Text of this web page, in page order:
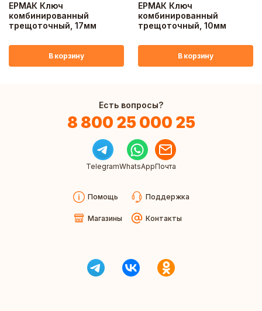
ЕРМАК Ключ
комбинированный
трещоточный, 17мм
В корзину
ЕРМАК Ключ
комбинированный
трещоточный, 10мм
В корзину
Есть вопросы?
8 800 25 000 25
TelegramWhatsAppПочта
Помощь Поддержка
Магазины Контакты